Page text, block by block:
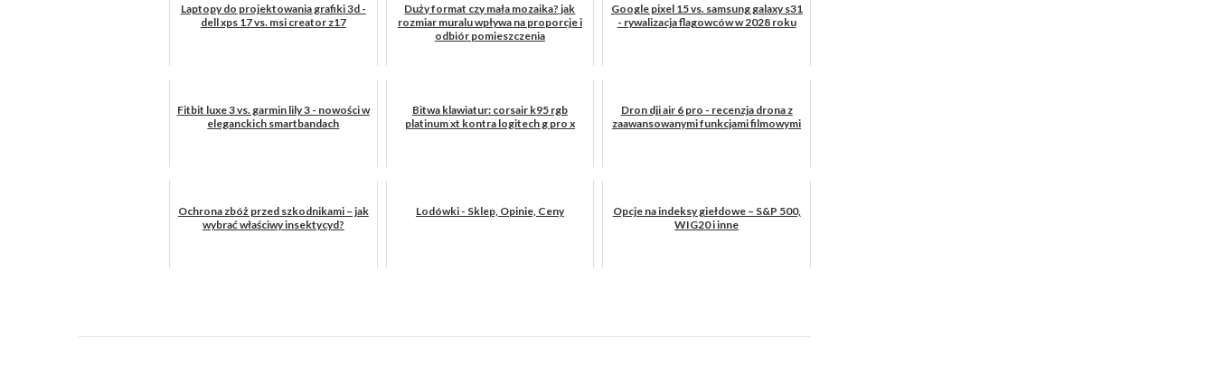
Laptopy do projektowania grafiki 3d -
dell xps 17 vs. msi creator z17
Duży format czy mała mozaika? jak
rozmiar muralu wpływa na proporcje i
odbiór pomieszczenia
Google pixel 15 vs. samsung galaxy s31
- rywalizacja flagowców w 2028 roku
Fitbit luxe 3 vs. garmin lily 3 - nowości w
eleganckich smartbandach
Bitwa klawiatur: corsair k95 rgb
platinum xt kontra logitech g pro x
Dron dji air 6 pro - recenzja drona z
zaawansowanymi funkcjami filmowymi
Ochrona zbóż przed szkodnikami – jak
wybrać właściwy insektycyd?
Lodówki - Sklep, Opinie, Ceny
Opcje na indeksy giełdowe – S&P 500,
WIG20 i inne